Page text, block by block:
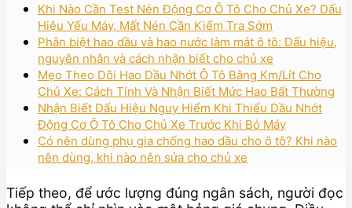
Khi Nào Cần Test Nén Động Cơ Ô Tô Cho Chủ Xe? Dấu
Hiệu Yếu Máy, Mất Nén Cần Kiểm Tra Sớm
Phân biệt hao dầu và hao nước làm mát ô tô: Dấu hiệu,
nguyên nhân và cách nhận biết cho chủ xe
Mẹo Theo Dõi Hao Dầu Nhớt Ô Tô Bằng Km/Lít Cho
Chủ Xe: Cách Tính Và Nhận Biết Mức Hao Bất Thường
Nhận Biết Dấu Hiệu Nguy Hiểm Khi Thiếu Dầu Nhớt
Động Cơ Ô Tô Cho Chủ Xe Trước Khi Bó Máy
Có nên dùng phụ gia chống hao dầu cho ô tô? Khi nào
nên dùng, khi nào nên sửa cho chủ xe
Tiếp theo, để ước lượng đúng ngân sách, người đọc